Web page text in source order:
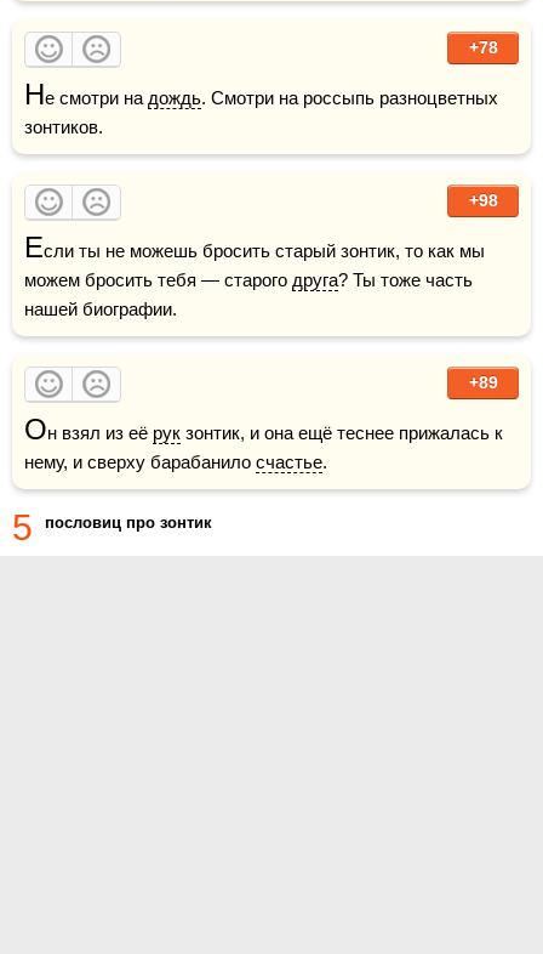
+78
Не смотри на дождь. Смотри на россыпь разноцветных
зонтиков.
+98
Если ты не можешь бросить старый зонтик, то как мы
можем бросить тебя — старого друга? Ты тоже часть
нашей биографии.
+89
Он взял из её рук зонтик, и она ещё теснее прижалась к
нему, и сверху барабанило счастье.
5 пословиц про зонтик